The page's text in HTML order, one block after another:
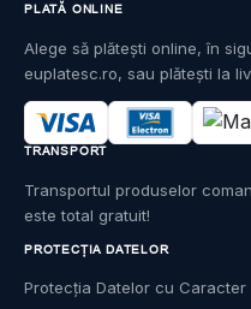
PROTECȚIA DATELOR
Protecția Datelor cu Caracter
PLATĂ ONLINE
Alege să plătești online, în
euplatesc.ro, sau plătești la
TRANSPORT
Transportul produselor
este total gratuit!